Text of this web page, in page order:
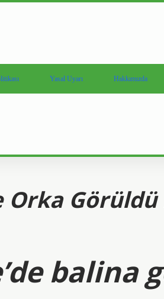
Yasal Uyarı Hakkımızda
Orka Görüldü
balina